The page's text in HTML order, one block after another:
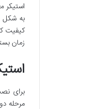
استیکر
به شکل
کیفیت
زمان
برای